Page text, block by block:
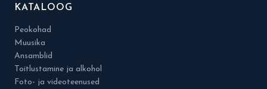
KATALOOG
Peokohad
Muusika
Ansamblid
Toitlustamine ja alkohol
Foto- ja videoteenused